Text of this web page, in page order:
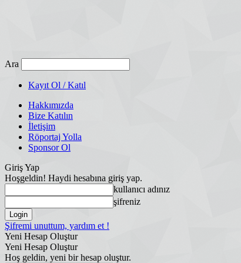
Ara
Kayıt Ol / Katıl
Hakkımızda
Bize Katılın
İletişim
Röportaj Yolla
Sponsor Ol
Giriş Yap
Hoşgeldin! Haydi hesabına giriş yap.
kullanıcı adınız
şifreniz
Şifremi unuttum, yardım et !
Yeni Hesap Oluştur
Yeni Hesap Oluştur
Hoş geldin, yeni bir hesap oluştur.